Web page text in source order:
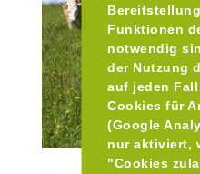
Funktionen
notwendig
der Nutzung
auf jeden
Cookies für
(Google
nur aktiviert,
"Cookies